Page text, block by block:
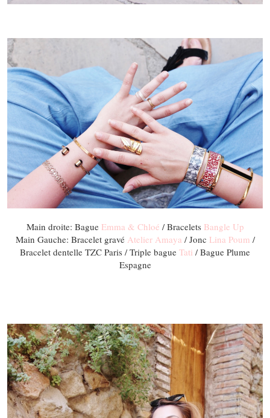
Main droite: Bague Emma & Chloé / Bracelets Bangle Up
Main Gauche: Bracelet gravé Atelier Amaya / Jonc Lina Poum /
Bracelet dentelle TZC Paris / Triple bague Tati / Bague Plume
Espagne